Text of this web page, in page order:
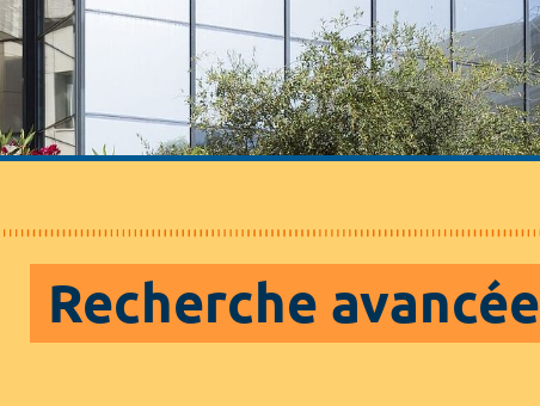
Recherche avancée